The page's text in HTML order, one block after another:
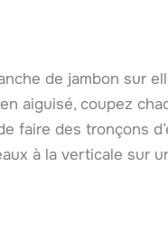
de jambon sur
aiguisé, coupez
faire des tronçons
à la verticale sur